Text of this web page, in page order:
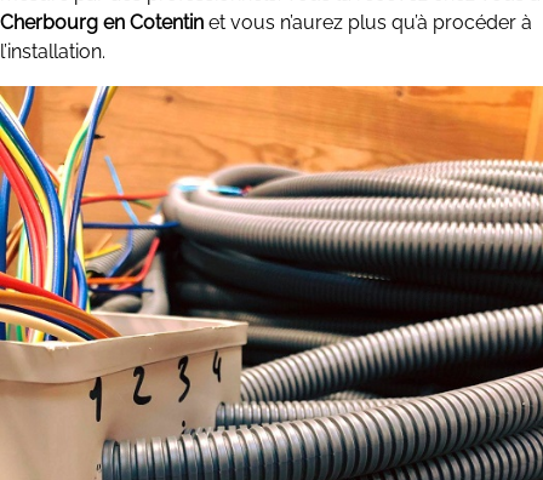
Cherbourg en Cotentin et vous n’aurez plus qu’à procéder à
l’installation.